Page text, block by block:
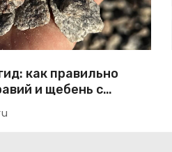
как правильно
и щебень с
без лишних хлопот